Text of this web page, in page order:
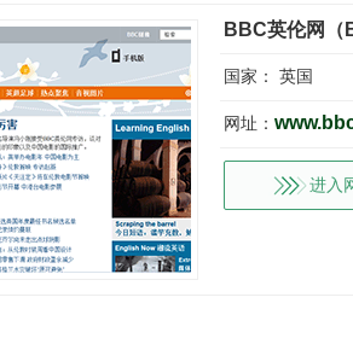
BBC英伦网
国家： 英国
网址：
进入